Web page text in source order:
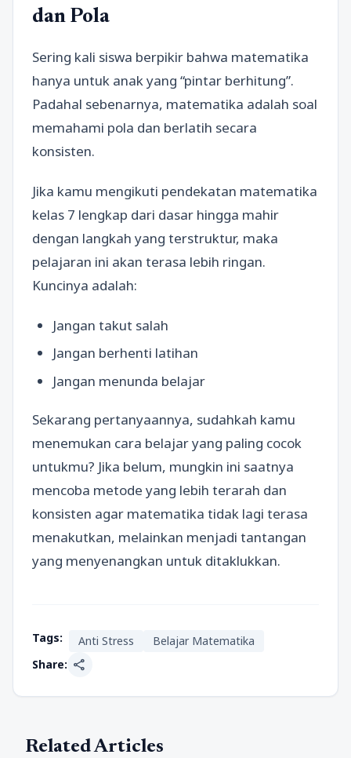
dan Pola
Sering kali siswa berpikir bahwa matematika
hanya untuk anak yang “pintar berhitung”.
Padahal sebenarnya, matematika adalah soal
memahami pola dan berlatih secara
konsisten.
Jika kamu mengikuti pendekatan matematika
kelas 7 lengkap dari dasar hingga mahir
dengan langkah yang terstruktur, maka
pelajaran ini akan terasa lebih ringan.
Kuncinya adalah:
Jangan takut salah
Jangan berhenti latihan
Jangan menunda belajar
Sekarang pertanyaannya, sudahkah kamu
menemukan cara belajar yang paling cocok
untukmu? Jika belum, mungkin ini saatnya
mencoba metode yang lebih terarah dan
konsisten agar matematika tidak lagi terasa
menakutkan, melainkan menjadi tantangan
yang menyenangkan untuk ditaklukkan.
Tags: Anti Stress
Belajar Matematika
Share: share
Related Articles